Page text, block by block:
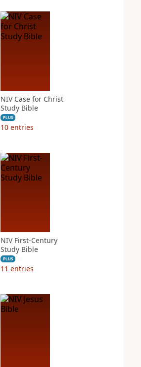
NIV Case for Christ
Study Bible
PLUS
10 entries
NIV First-Century
Study Bible
PLUS
11 entries